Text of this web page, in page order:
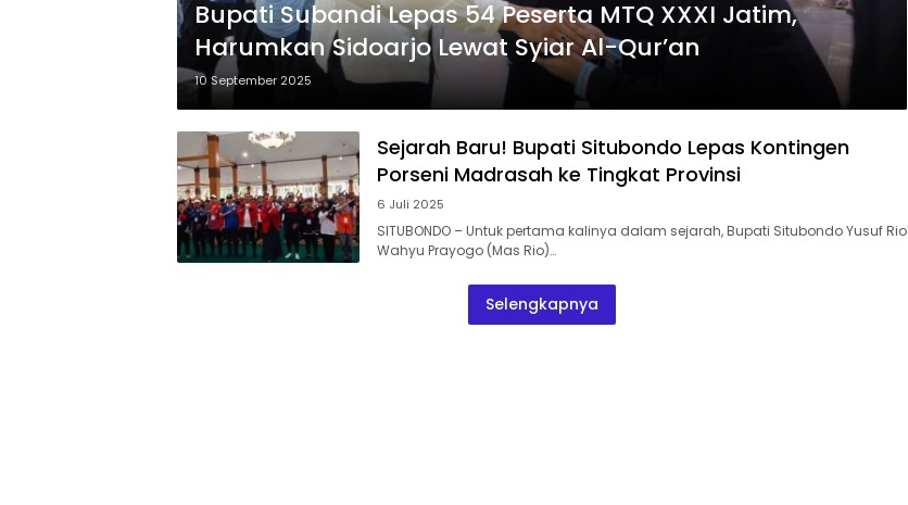
Bupati Subandi Lepas 54 Peserta MTQ XXXI Jatim,
Harumkan Sidoarjo Lewat Syiar Al-Qur’an
10 September 2025
Sejarah Baru! Bupati Situbondo Lepas Kontingen
Porseni Madrasah ke Tingkat Provinsi
6 Juli 2025
SITUBONDO – Untuk pertama kalinya dalam sejarah, Bupati Situbondo Yusuf Rio
Wahyu Prayogo (Mas Rio)…
Selengkapnya